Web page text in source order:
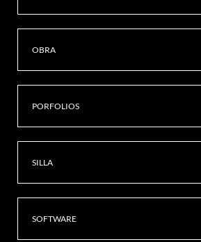
OBRA
PORFOLIOS
SILLA
SOFTWARE